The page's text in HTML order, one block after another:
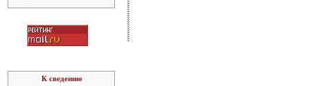
К сведению